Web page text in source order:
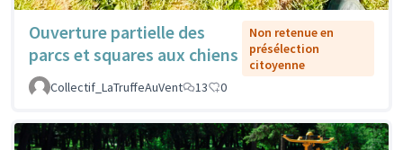
Ouverture partielle des
parcs et squares aux chiens
Non retenue en
présélection
citoyenne
Collectif_LaTruffeAuVent
13 0